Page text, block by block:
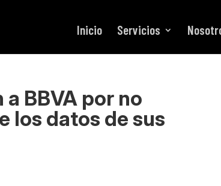
Inicio Servicios
BBVA por no
los datos de sus